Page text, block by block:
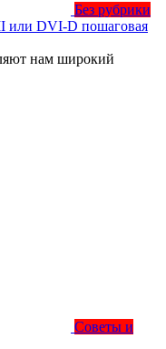
Без рубрики
или DVI-D пошаговая
нам широкий
Советы и